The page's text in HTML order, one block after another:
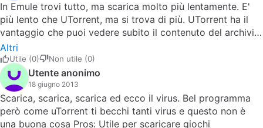
In Emule trovi tutto, ma scarica molto più lentamente. E'
più lento che UTorrent, ma si trova di più. UTorrent ha il
vantaggio che puoi vedere subito il contenuto del archivio,
ma se cerchi ad esempio musica che non è troppo
conosciuta o non è italiana o inglese, se non vuoi musica
moderna, non trovi quasi nulla. Emule ti fa trovare quello
che vuoi, ma devi avere pazienza per scaricarlo. Rispetto
ai virus, non lo so. Io ogni cosa che scarico, da Emule o da
UTorrent, prima di aprirla, la controllo. Pros: Emule se non
ho fretta è fantastico Cons: Poter vedere il contenuto
Altri
Utile (0) Non utile (0)
Utente anonimo
18 giugno 2013
Scarica, scarica, scarica ed ecco il virus. Bel programma
però come uTorrent ti becchi tanti virus e questo non è
una buona cosa Pros: Utile per scaricare giochi